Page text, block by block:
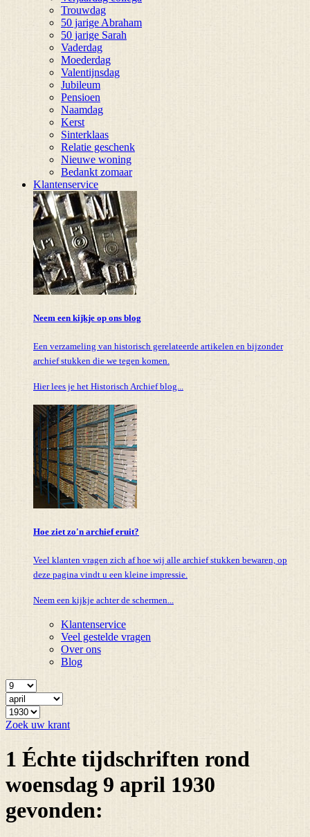
Trouwdag
50 jarige Abraham
50 jarige Sarah
Vaderdag
Moederdag
Valentijnsdag
Jubileum
Pensioen
Naamdag
Kerst
Sinterklaas
Relatie geschenk
Nieuwe woning
Bedankt zomaar
Klantenservice
Neem een kijkje op ons blog
Een verzameling van historisch gerelateerde artikelen en bijzonder
archief stukken die we tegen komen.
Hier lees je het Historisch Archief blog...
Hoe ziet zo'n archief eruit?
Veel klanten vragen zich af hoe wij alle archief stukken bewaren, op
deze pagina vindt u een kleine impressie.
Neem een kijkje achter de schermen...
Klantenservice
Veel gestelde vragen
Over ons
Blog
Zoek uw krant
1 Échte tijdschriften rond
woensdag 9 april 1930
gevonden: